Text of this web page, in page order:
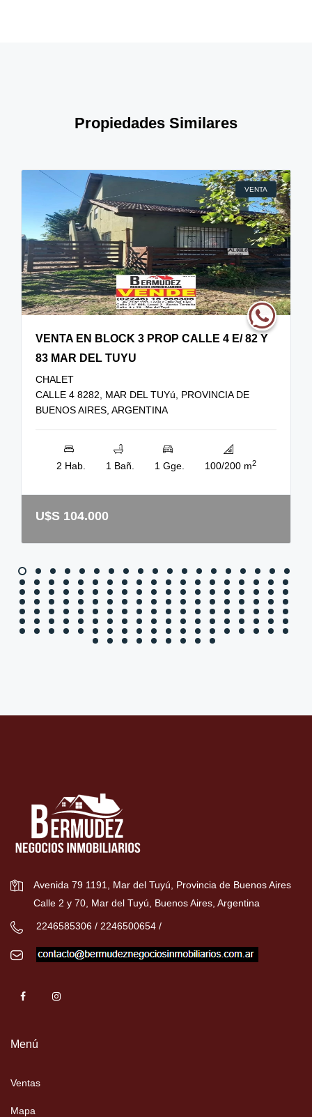
Propiedades Similares
VENTA
VENTA EN BLOCK 3 PROP CALLE 4 E/ 82 Y
83 MAR DEL TUYU
CHALET
CALLE 4 8282, MAR DEL TUYú, PROVINCIA DE
BUENOS AIRES, ARGENTINA
2 Hab. 1 Bañ. 1 Gge. 100/200 m2
U$S 104.000
Avenida 79 1191, Mar del Tuyú, Provincia de Buenos Aires
Calle 2 y 70, Mar del Tuyú, Buenos Aires, Argentina
2246585306 / 2246500654 /
Menú
Ventas
Mapa